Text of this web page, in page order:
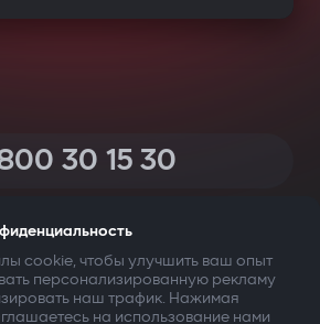
автоперезаписывание с
файлов при
питания
прошивки по воздуху
30 15 30
ПРЕЖДЕ ВСЕГО
cookie, чтобы улучшить ваш опыт
персонализированную рекламу
наш трафик. Нажимая
на использование нами